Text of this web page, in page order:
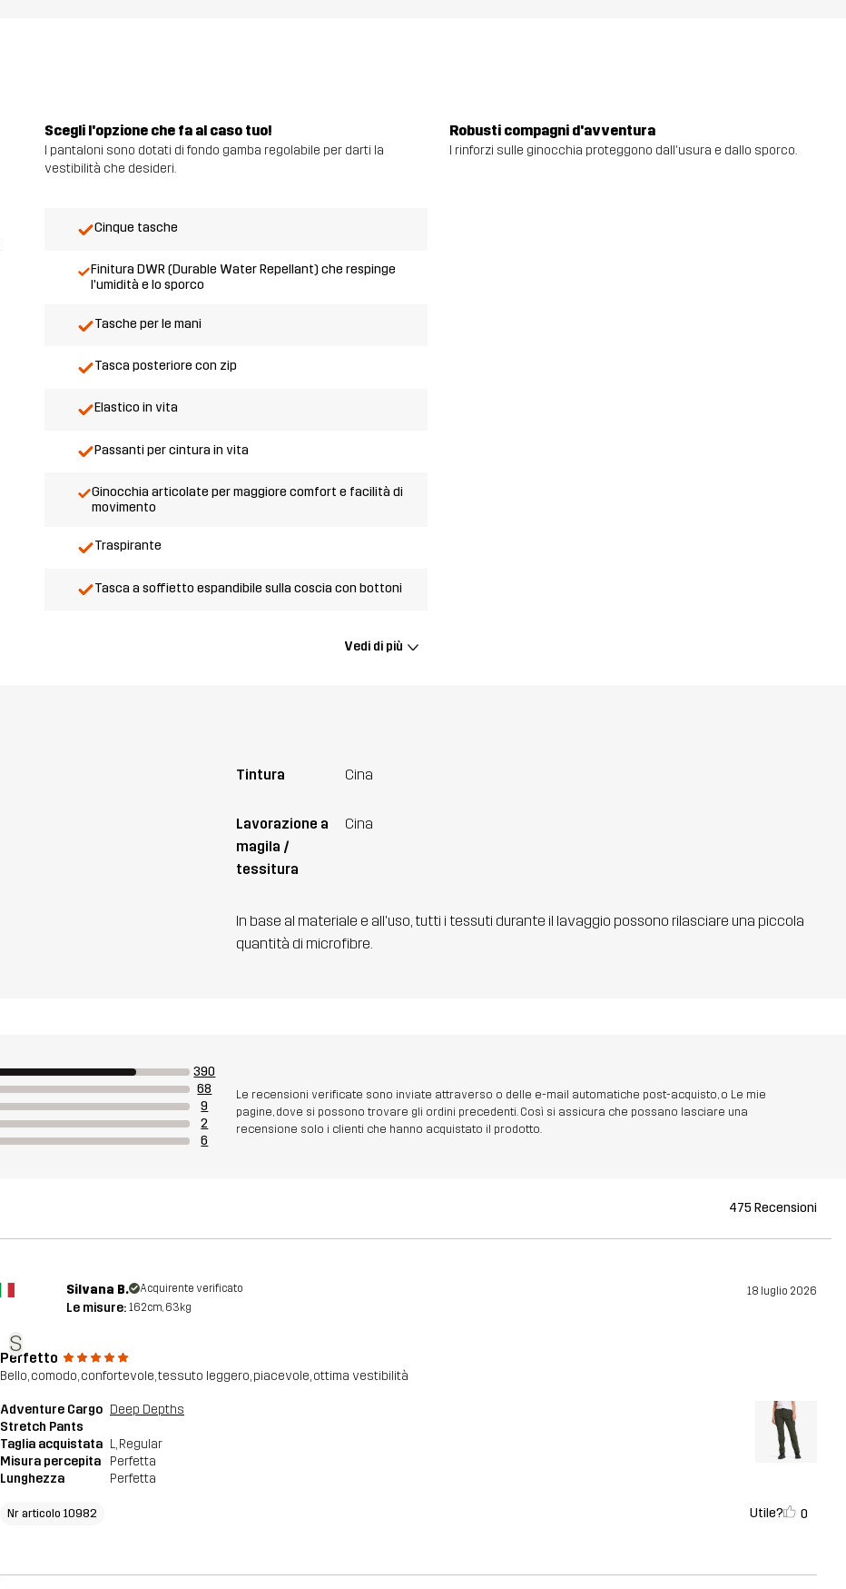
Scegli l'opzione che fa al caso tuo!
I pantaloni sono dotati di fondo gamba regolabile per darti la
vestibilità che desideri.
Robusti compagni d'avventura
I rinforzi sulle ginocchia proteggono dall'usura e dallo sporco.
Cinque tasche
Finitura DWR (Durable Water Repellant) che respinge
l'umidità e lo sporco
Tasche per le mani
Tasca posteriore con zip
Elastico in vita
Passanti per cintura in vita
Ginocchia articolate per maggiore comfort e facilità di
movimento
Traspirante
Tasca a soffietto espandibile sulla coscia con bottoni
Vedi di più
Tintura Cina
Lavorazione a
magila /
tessitura
Cina
In base al materiale e all'uso, tutti i tessuti durante il lavaggio possono rilasciare una piccola
quantità di microfibre.
390
68
9
2
6
Le recensioni verificate sono inviate attraverso o delle e-mail automatiche post-acquisto, o Le mie
pagine, dove si possono trovare gli ordini precedenti. Così si assicura che possano lasciare una
recensione solo i clienti che hanno acquistato il prodotto.
475 Recensioni
S
Silvana B. Acquirente verificato 18 luglio 2026
Le misure: 162cm, 63kg
Perfetto
Bello, comodo, confortevole, tessuto leggero, piacevole, ottima vestibilità
Adventure Cargo
Stretch Pants
Deep Depths
Taglia acquistata L, Regular
Misura percepita
Perfetta
Lunghezza
Perfetta
Nr articolo 10982 Utile? 0